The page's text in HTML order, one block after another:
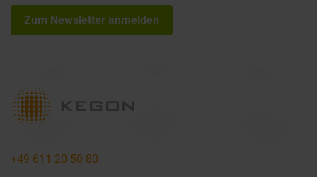
Zum Newsletter anmelden
+49 611 20 50 80